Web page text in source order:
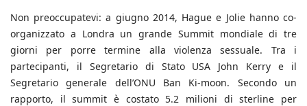
Non preoccupatevi: a giugno 2014, Hague e Jolie hanno co-
organizzato a Londra un grande Summit mondiale di tre
giorni per porre termine alla violenza sessuale. Tra i
partecipanti, il Segretario di Stato USA John Kerry e il
Segretario generale dell’ONU Ban Ki-moon. Secondo un
rapporto, il summit è costato 5.2 milioni di sterline per